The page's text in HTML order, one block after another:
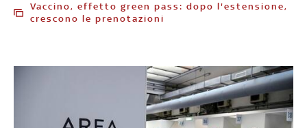
Vaccino, effetto green pass: dopo l'estensione,
crescono le prenotazioni